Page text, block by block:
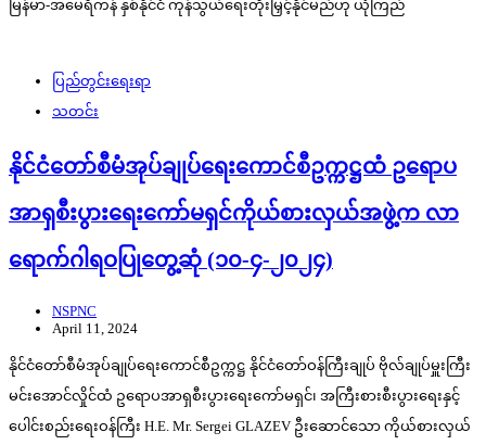
မြန်မာ-အမေရိကန် နှစ်နိုင်ငံ ကုန်သွယ်ရေးတိုးမြှင့်နိုင်မည်ဟု ယုံကြည်
ပြည်တွင်းရေးရာ
သတင်း
နိုင်ငံ‌တော်စီမံအုပ်ချုပ်ရေးကောင်စီဥက္ကဋ္ဌထံ ဥရောပ
အာရှစီးပွားရေးကော်မရှင်ကိုယ်စားလှယ်အဖွဲ့က လာ
ရောက်ဂါရဝပြုတွေ့ဆုံ (၁၀-၄-၂၀၂၄)
NSPNC
April 11, 2024
နိုင်ငံတော်စီမံအုပ်ချုပ်ရေးကောင်စီဥက္ကဋ္ဌ နိုင်ငံတော်ဝန်ကြီးချုပ် ဗိုလ်ချုပ်မှူးကြီး
မင်းအောင်လှိုင်ထံ ဥရောပအာရှစီးပွားရေးကော်မရှင်၊ အကြီးစားစီးပွားရေးနှင့်
ပေါင်းစည်းရေးဝန်ကြီး H.E. Mr. Sergei GLAZEV ဦးဆောင်သော ကိုယ်စားလှယ်